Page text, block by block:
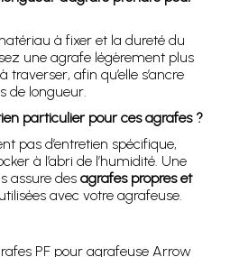
à fixer et la dureté du
une agrafe légèrement plus
afin qu’elle s’ancre
de longueur.
particulier pour ces agrafes ?
pas d’entretien spécifique,
à l’abri de l’humidité. Une
assure des agrafes propres et
avec votre agrafeuse.
PF pour agrafeuse Arrow